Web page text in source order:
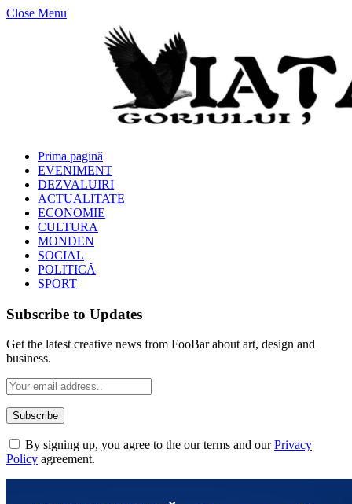
Close Menu
Prima pagină
EVENIMENT
DEZVALUIRI
ACTUALITATE
ECONOMIE
CULTURA
MONDEN
SOCIAL
POLITICĂ
SPORT
Subscribe to Updates
Get the latest creative news from FooBar about art, design and
business.
By signing up, you agree to the our terms and ourPrivacy
Policy agreement.